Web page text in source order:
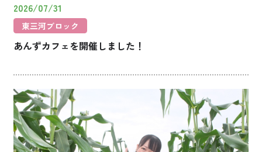
2026/07/31
東三河ブロック
あんずカフェを開催しました！